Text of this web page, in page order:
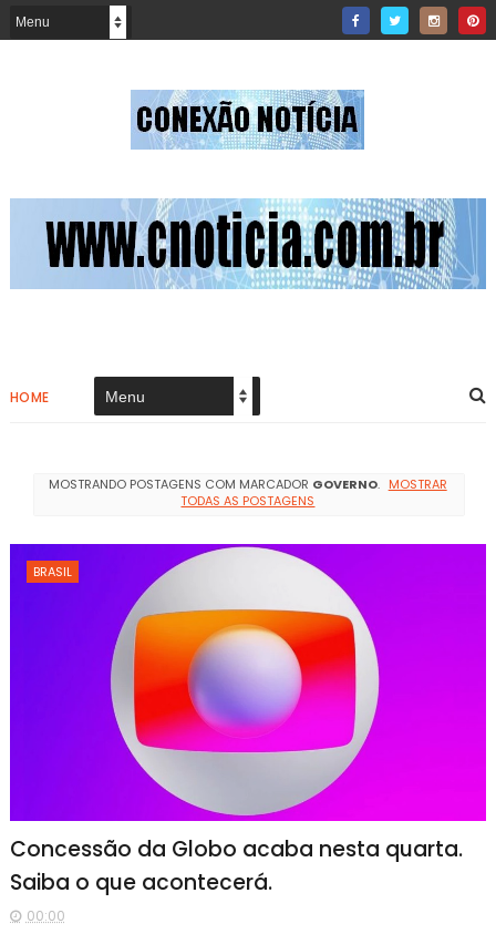
HOME
MOSTRANDO POSTAGENS COM MARCADOR GOVERNO. MOSTRAR
TODAS AS POSTAGENS
BRASIL
Concessão da Globo acaba nesta quarta.
Saiba o que acontecerá.
00:00